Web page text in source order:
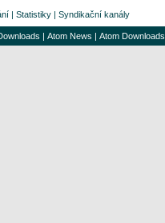
| Statistiky | Syndikační kanály
| Atom News | Atom Downloads